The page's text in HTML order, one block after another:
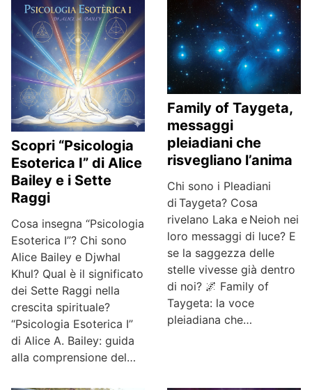
Scopri “Psicologia
Esoterica I” di Alice
Bailey e i Sette
Raggi
Cosa insegna “Psicologia
Esoterica I”? Chi sono
Alice Bailey e Djwhal
Khul? Qual è il significato
dei Sette Raggi nella
crescita spirituale?
“Psicologia Esoterica I”
di Alice A. Bailey: guida
alla comprensione del…
Family of Taygeta,
messaggi
pleiadiani che
risvegliano l’anima
Chi sono i Pleadiani
di Taygeta? Cosa
rivelano Laka e Neioh nei
loro messaggi di luce? E
se la saggezza delle
stelle vivesse già dentro
di noi? 🌌 Family of
Taygeta: la voce
pleiadiana che…